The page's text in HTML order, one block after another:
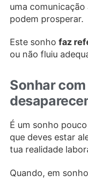
uma
podem prosperar.
Este sonho faz
ou não fluiu
Sonhar
É um sonho
que deves estar
tua realidade
Quando, em